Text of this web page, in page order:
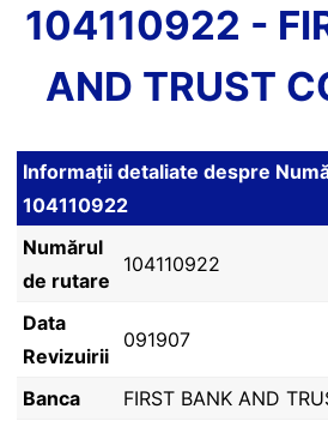
104110922 -
AND TRUST
Informații detaliate despre
104110922
Numărul
de rutare
104110922
Data
Revizuirii
091907
Banca
FIRST BANK AND